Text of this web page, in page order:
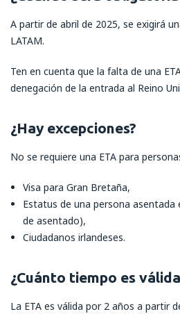
A partir de abril de 2025, se exigirá
LATAM.
Ten en cuenta que la falta de una
denegación de la entrada al Reino
¿Hay excepciones?
No se requiere una ETA para
Visa para Gran Bretaña,
Estatus de una persona asentada
de asentado),
Ciudadanos irlandeses.
¿Cuánto tiempo es
La ETA es válida por 2 años a partir